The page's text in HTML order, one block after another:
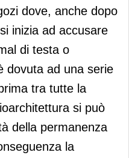
dove, anche dopo
inizia ad accusare
di testa o
dovuta ad una serie
tra tutte la
si può
della permanenza
la